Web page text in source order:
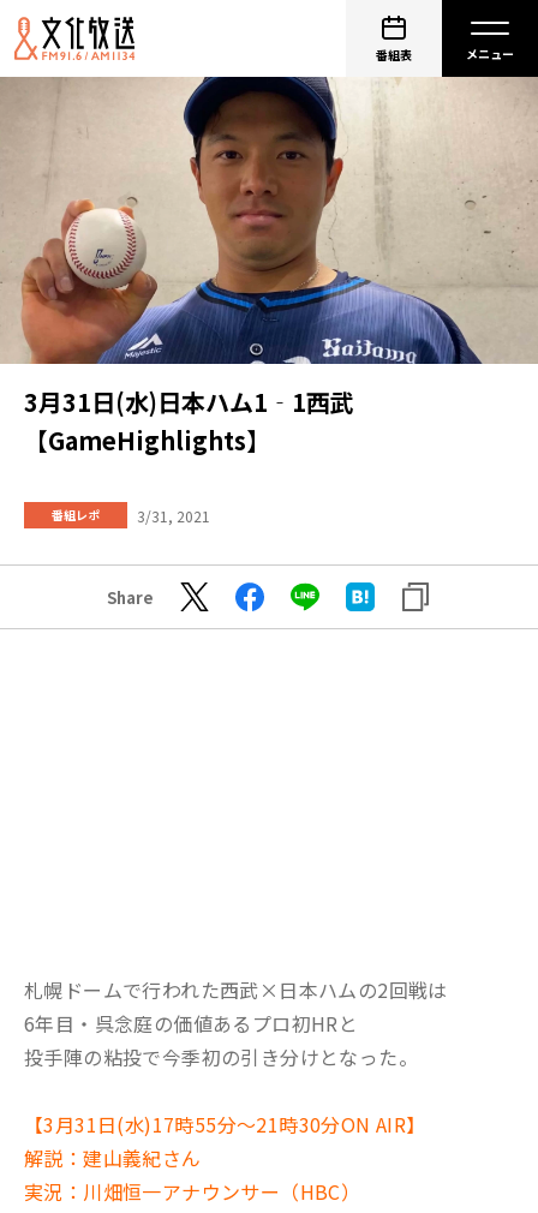
番組表
3月31日(水)日本ハム1‐1西武
【GameHighlights】
番組レポ 3/31, 2021
Share
札幌ドームで行われた西武×日本ハムの2回戦は
6年目・呉念庭の価値あるプロ初HRと
投手陣の粘投で今季初の引き分けとなった。
【3月31日(水)17時55分～21時30分ON AIR】
解説：建山義紀さん
実況：川畑恒一アナウンサー（HBC）